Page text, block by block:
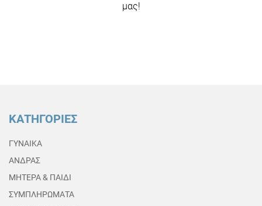
μας!
ΚΑΤΗΓΟΡΙΕΣ
ΓΥΝΑΙΚΑ
ΑΝΔΡΑΣ
ΜΗΤΕΡΑ & ΠΑΙΔΙ
ΣΥΜΠΛΗΡΩΜΑΤΑ